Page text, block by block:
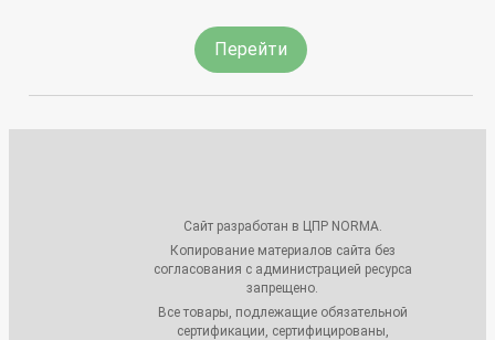
Перейти
Сайт разработан в ЦПР NORMA.
Копирование материалов сайта без
согласования с администрацией ресурса
запрещено.
Все товары, подлежащие обязательной
сертификации, сертифицированы,